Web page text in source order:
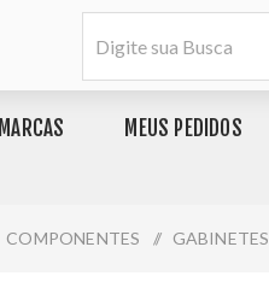
MARCAS MEUS PEDIDOS
COMPONENTES / GABINETES